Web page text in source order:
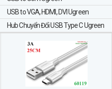
USB to VGA, HDMI, DVI Ugreen
Hub Chuyển Đổi USB Type C Ugreen